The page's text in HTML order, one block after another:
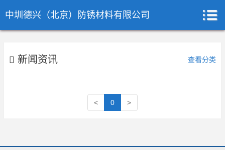
中圳德兴（北京）防锈材料有限公司
新闻资讯 查看分类
< 0 >